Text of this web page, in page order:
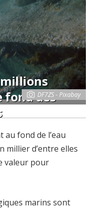
millions
fond desDF7ZS - Pixabay
au fond de l’eau
millier d’entre elles
valeur pour
marins sont